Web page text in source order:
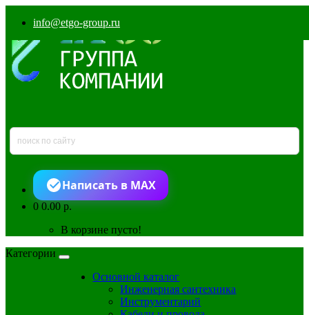
info@etgo-group.ru
Написать в MAX
00.00 р.
В корзине пусто!
Категории
Основной каталог
Инженерная сантехника
Инструментарий